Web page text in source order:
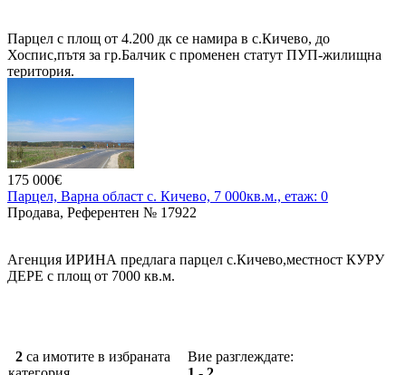
Парцел с площ от 4.200 дк се намира в с.Кичево, до
Хоспис,пътя за гр.Балчик с променен статут ПУП-жилищна
територия.
175 000€
Парцел, Варна област с. Кичево, 7 000кв.м., етаж: 0
Продава, Референтен № 17922
Агенция ИРИНА предлага парцел с.Кичево,местност КУРУ
ДЕРЕ с площ от 7000 кв.м.
Кичево -Куманово. Ток и вода наблизо.
2 са имотите в избраната
Вие разглеждате: